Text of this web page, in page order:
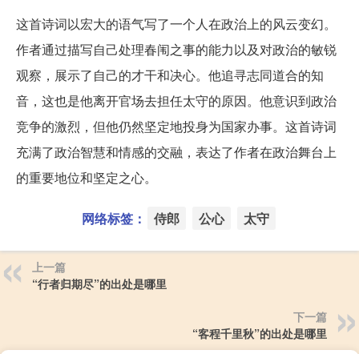
这首诗词以宏大的语气写了一个人在政治上的风云变幻。
作者通过描写自己处理春闱之事的能力以及对政治的敏锐
观察，展示了自己的才干和决心。他追寻志同道合的知
音，这也是他离开官场去担任太守的原因。他意识到政治
竞争的激烈，但他仍然坚定地投身为国家办事。这首诗词
充满了政治智慧和情感的交融，表达了作者在政治舞台上
的重要地位和坚定之心。
网络标签： 侍郎 公心 太守
上一篇
“行者归期尽”的出处是哪里
下一篇
“客程千里秋”的出处是哪里